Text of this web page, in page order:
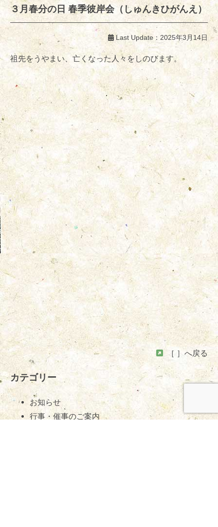
カテゴリー
お知らせ
行事・催事のご案内
３月春分の日 春季彼岸会（しゅんきひがんえ）
Last Update： 2025年3月14日
祖先をうやまい、亡くなった人々をしのびます。
［ ］へ戻る